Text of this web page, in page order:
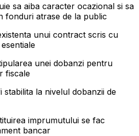
sa aiba caracter ocazional si sa
fonduri atrase de la public
unui contract scris cu
unei dobanzi pentru
fiscale
stabilita la nivelul dobanzii de
imprumutului se fac
bancar